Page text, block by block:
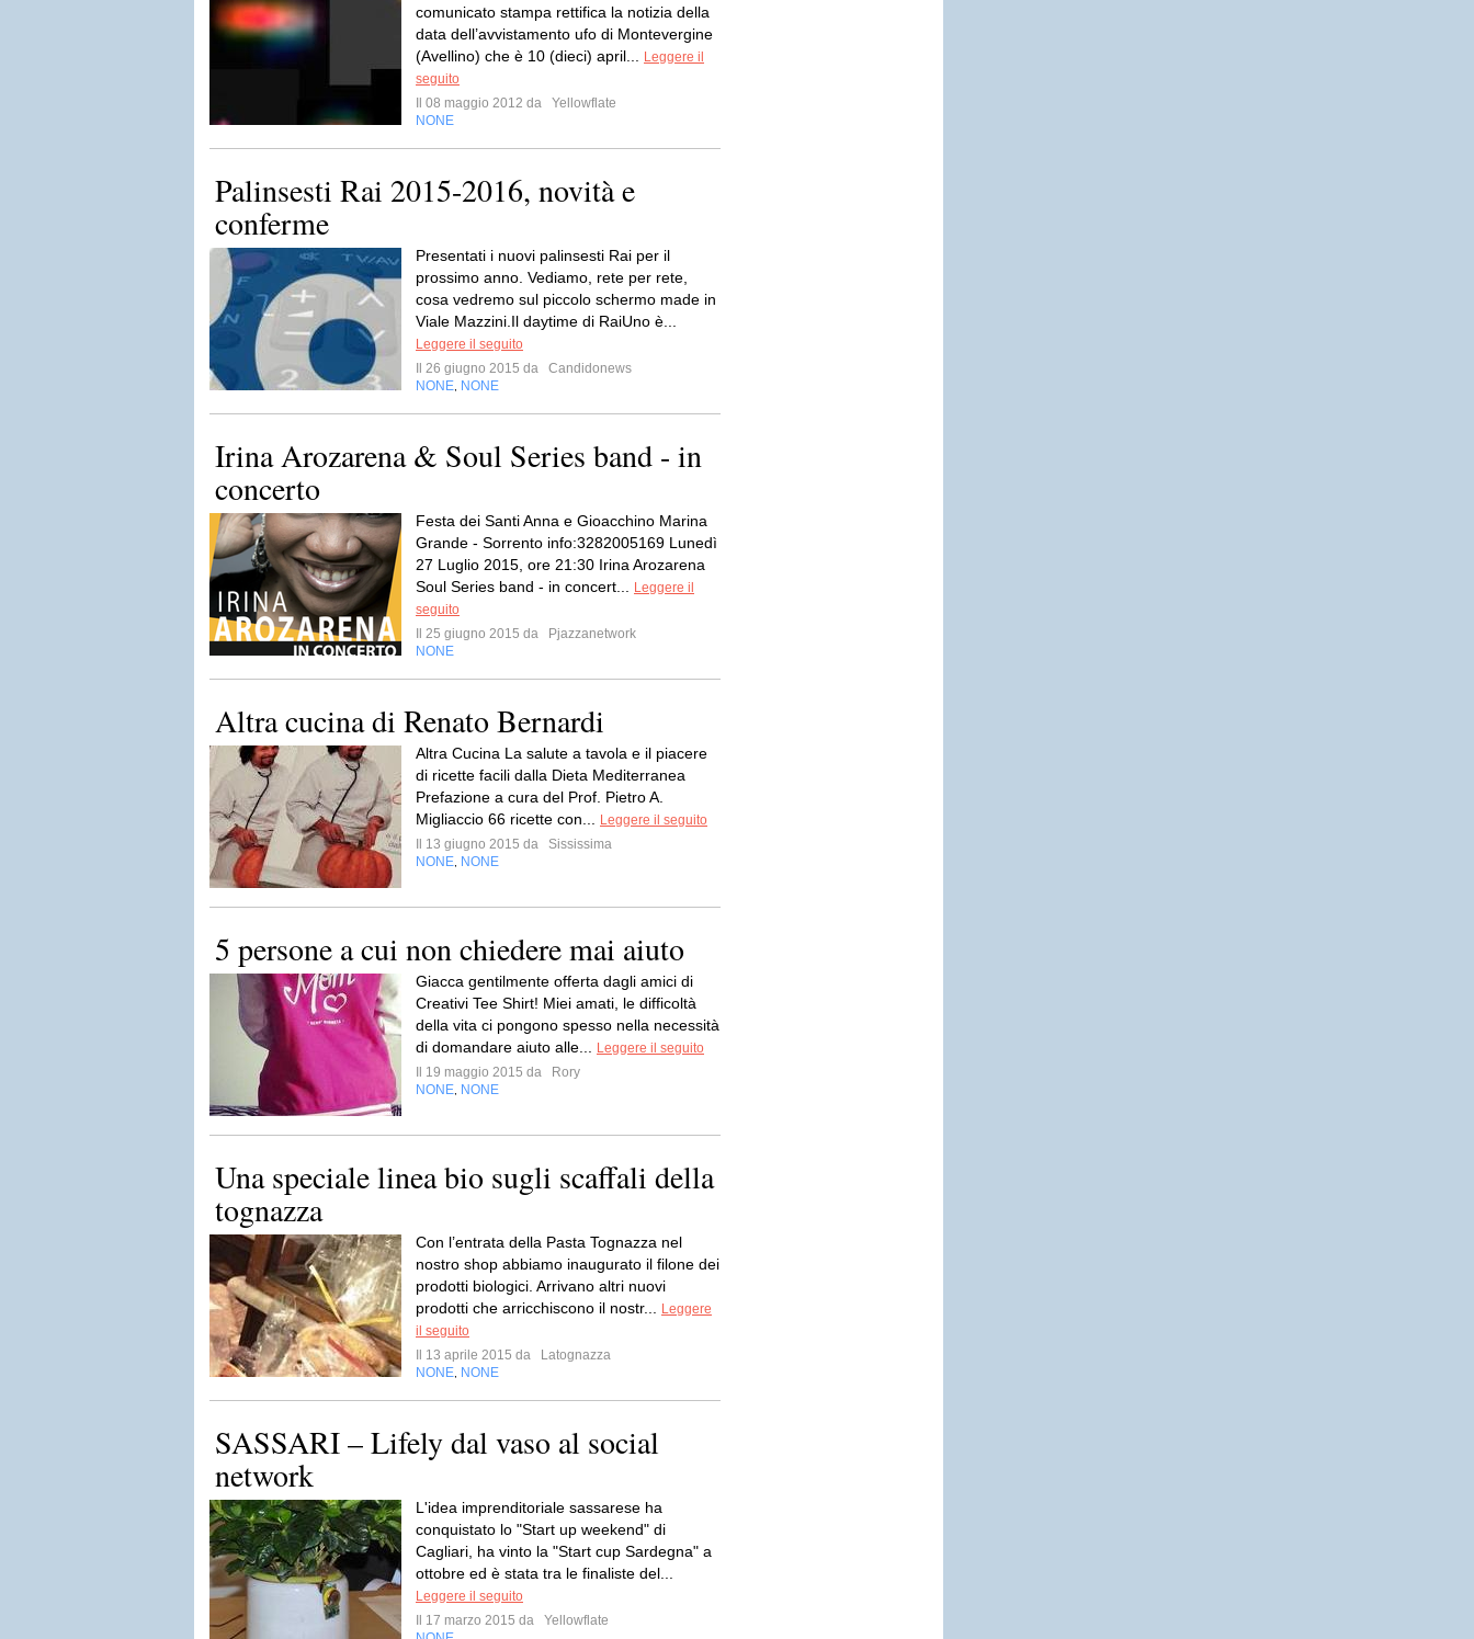
comunicato stampa rettifica la notizia della
data dell’avvistamento ufo di Montevergine
(Avellino) che è 10 (dieci) april...
Leggere il
seguito
Il 08 maggio 2012 da
Yellowflate
NONE
Palinsesti Rai 2015-2016, novità e
conferme
Presentati i nuovi palinsesti Rai per il
prossimo anno. Vediamo, rete per rete,
cosa vedremo sul piccolo schermo made in
Viale Mazzini.Il daytime di RaiUno è...
Leggere il seguito
Il 26 giugno 2015 da
Candidonews
NONE NONE
Irina Arozarena & Soul Series band - in
concerto
Festa dei Santi Anna e Gioacchino Marina
Grande - Sorrento info:3282005169 Lunedì
27 Luglio 2015, ore 21:30 Irina Arozarena
Soul Series band - in concert...
Leggere il
seguito
Il 25 giugno 2015 da
Pjazzanetwork
NONE
Altra cucina di Renato Bernardi
Altra Cucina La salute a tavola e il piacere
di ricette facili dalla Dieta Mediterranea
Prefazione a cura del Prof. Pietro A.
Migliaccio 66 ricette con...
Leggere il seguito
Il 13 giugno 2015 da
Sississima
NONE NONE
5 persone a cui non chiedere mai aiuto
Giacca gentilmente offerta dagli amici di
Creativi Tee Shirt! Miei amati, le difficoltà
della vita ci pongono spesso nella necessità
di domandare aiuto alle...
Leggere il seguito
Il 19 maggio 2015 da
Rory
NONE NONE
Una speciale linea bio sugli scaffali della
tognazza
Con l’entrata della Pasta Tognazza nel
nostro shop abbiamo inaugurato il filone dei
prodotti biologici. Arrivano altri nuovi
prodotti che arricchiscono il nostr...
Leggere
il seguito
Il 13 aprile 2015 da
Latognazza
NONE NONE
SASSARI – Lifely dal vaso al social
network
L'idea imprenditoriale sassarese ha
conquistato lo "Start up weekend" di
Cagliari, ha vinto la "Start cup Sardegna" a
ottobre ed è stata tra le finaliste del...
Leggere il seguito
Il 17 marzo 2015 da
Yellowflate